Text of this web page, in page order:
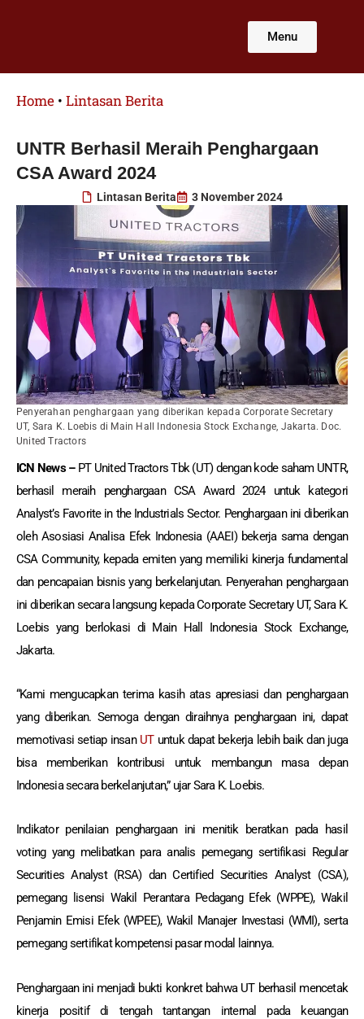
Menu
Home • Lintasan Berita
UNTR Berhasil Meraih Penghargaan
CSA Award 2024
Lintasan Berita 3 November 2024
Penyerahan penghargaan yang diberikan kepada Corporate Secretary
UT, Sara K. Loebis di Main Hall Indonesia Stock Exchange, Jakarta. Doc.
United Tractors
ICN News – PT United Tractors Tbk (UT) dengan kode saham UNTR,
berhasil meraih penghargaan CSA Award 2024 untuk kategori
Analyst’s Favorite in the Industrials Sector. Penghargaan ini diberikan
oleh Asosiasi Analisa Efek Indonesia (AAEI) bekerja sama dengan
CSA Community, kepada emiten yang memiliki kinerja fundamental
dan pencapaian bisnis yang berkelanjutan. Penyerahan penghargaan
ini diberikan secara langsung kepada Corporate Secretary UT, Sara K.
Loebis yang berlokasi di Main Hall Indonesia Stock Exchange,
Jakarta.
“Kami mengucapkan terima kasih atas apresiasi dan penghargaan
yang diberikan. Semoga dengan diraihnya penghargaan ini, dapat
memotivasi setiap insan UTuntuk dapat bekerja lebih baik dan juga
bisa memberikan kontribusi untuk membangun masa depan
Indonesia secara berkelanjutan,” ujar Sara K. Loebis.
Indikator penilaian penghargaan ini menitik beratkan pada hasil
voting yang melibatkan para analis pemegang sertifikasi Regular
Securities Analyst (RSA) dan Certified Securities Analyst (CSA),
pemegang lisensi Wakil Perantara Pedagang Efek (WPPE), Wakil
Penjamin Emisi Efek (WPEE), Wakil Manajer Investasi (WMI), serta
pemegang sertifikat kompetensi pasar modal lainnya.
Penghargaan ini menjadi bukti konkret bahwa UT berhasil mencetak
kinerja positif di tengah tantangan internal pada keuangan